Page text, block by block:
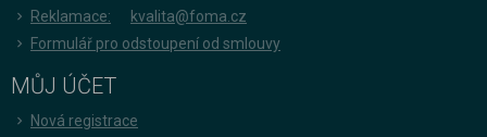
Reklamace:
kvalita@foma.cz
Formulář pro odstoupení od smlouvy
MŮJ ÚČET
Nová registrace